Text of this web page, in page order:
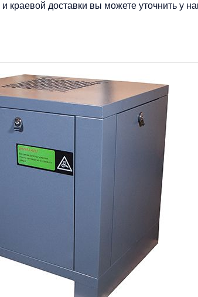
краевой доставки вы можете уточнить у